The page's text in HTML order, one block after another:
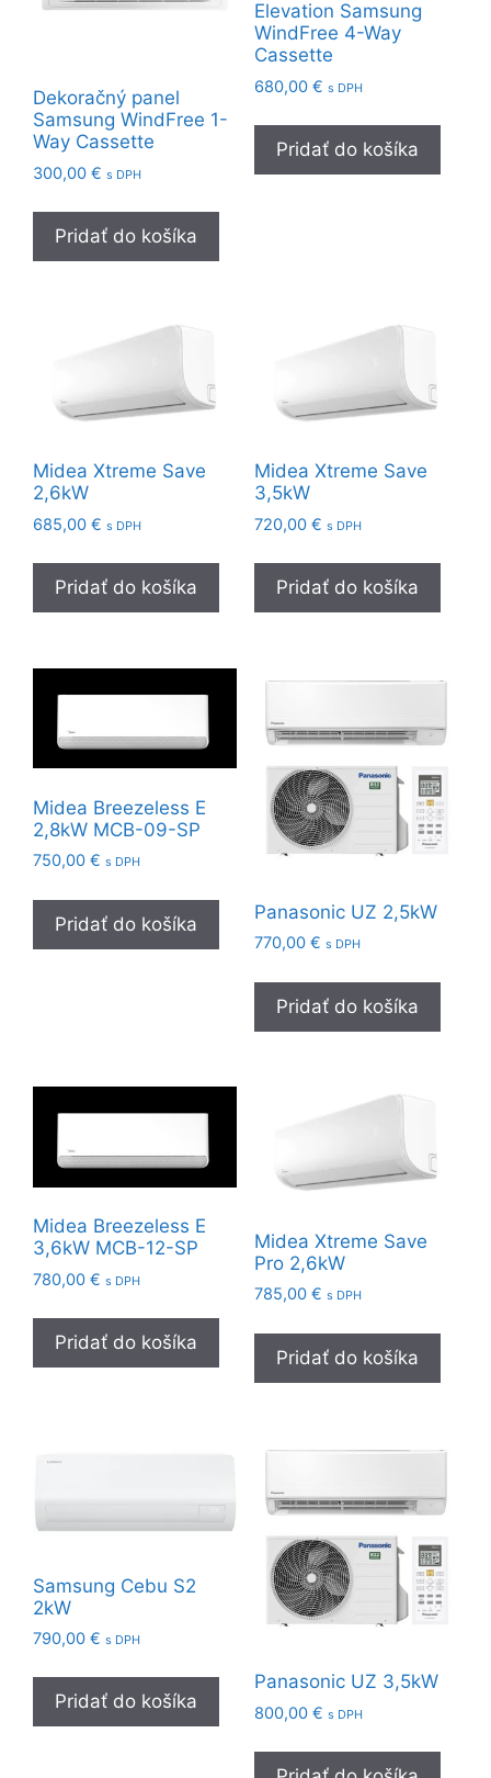
Dekoračný panel
Samsung WindFree 1-
Way Cassette
300,00 € s DPH
Pridať do košíka
Elevation Samsung
WindFree 4-Way
Cassette
680,00 € s DPH
Pridať do košíka
Midea Xtreme Save
2,6kW
685,00 € s DPH
Pridať do košíka
Midea Xtreme Save
3,5kW
720,00 € s DPH
Pridať do košíka
Midea Breezeless E
2,8kW MCB-09-SP
750,00 € s DPH
Pridať do košíka
Panasonic UZ 2,5kW
770,00 € s DPH
Pridať do košíka
Midea Breezeless E
3,6kW MCB-12-SP
780,00 € s DPH
Pridať do košíka
Midea Xtreme Save
Pro 2,6kW
785,00 € s DPH
Pridať do košíka
Samsung Cebu S2
2kW
790,00 € s DPH
Pridať do košíka
Panasonic UZ 3,5kW
800,00 € s DPH